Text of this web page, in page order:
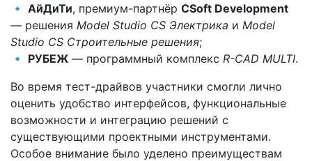
🔹 АйДиТи, премиум-партнёр CSoft Development
— решения Model Studio CS Электрика и Model
Studio CS Строительные решения;
🔹 РУБЕЖ — программный комплекс R-CAD MULTI.
Во время тест-драйвов участники смогли лично
оценить удобство интерфейсов, функциональные
возможности и интеграцию решений с
существующими проектными инструментами.
Особое внимание было уделено преимуществам